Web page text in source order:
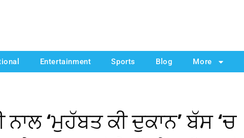
Entertainment Sports Blog More
‘ਮੁਹੱਬਤ ਕੀ ਦੁਕਾਨ’ ਬੱਸ ‘ਚ